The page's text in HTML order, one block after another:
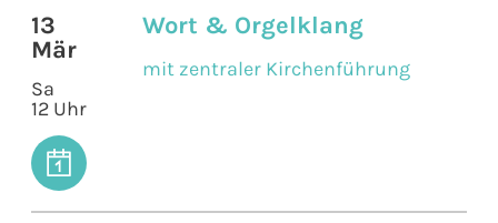
13
Mär
Sa
12 Uhr
Wort & Orgelklang
mit zentraler Kirchenführung